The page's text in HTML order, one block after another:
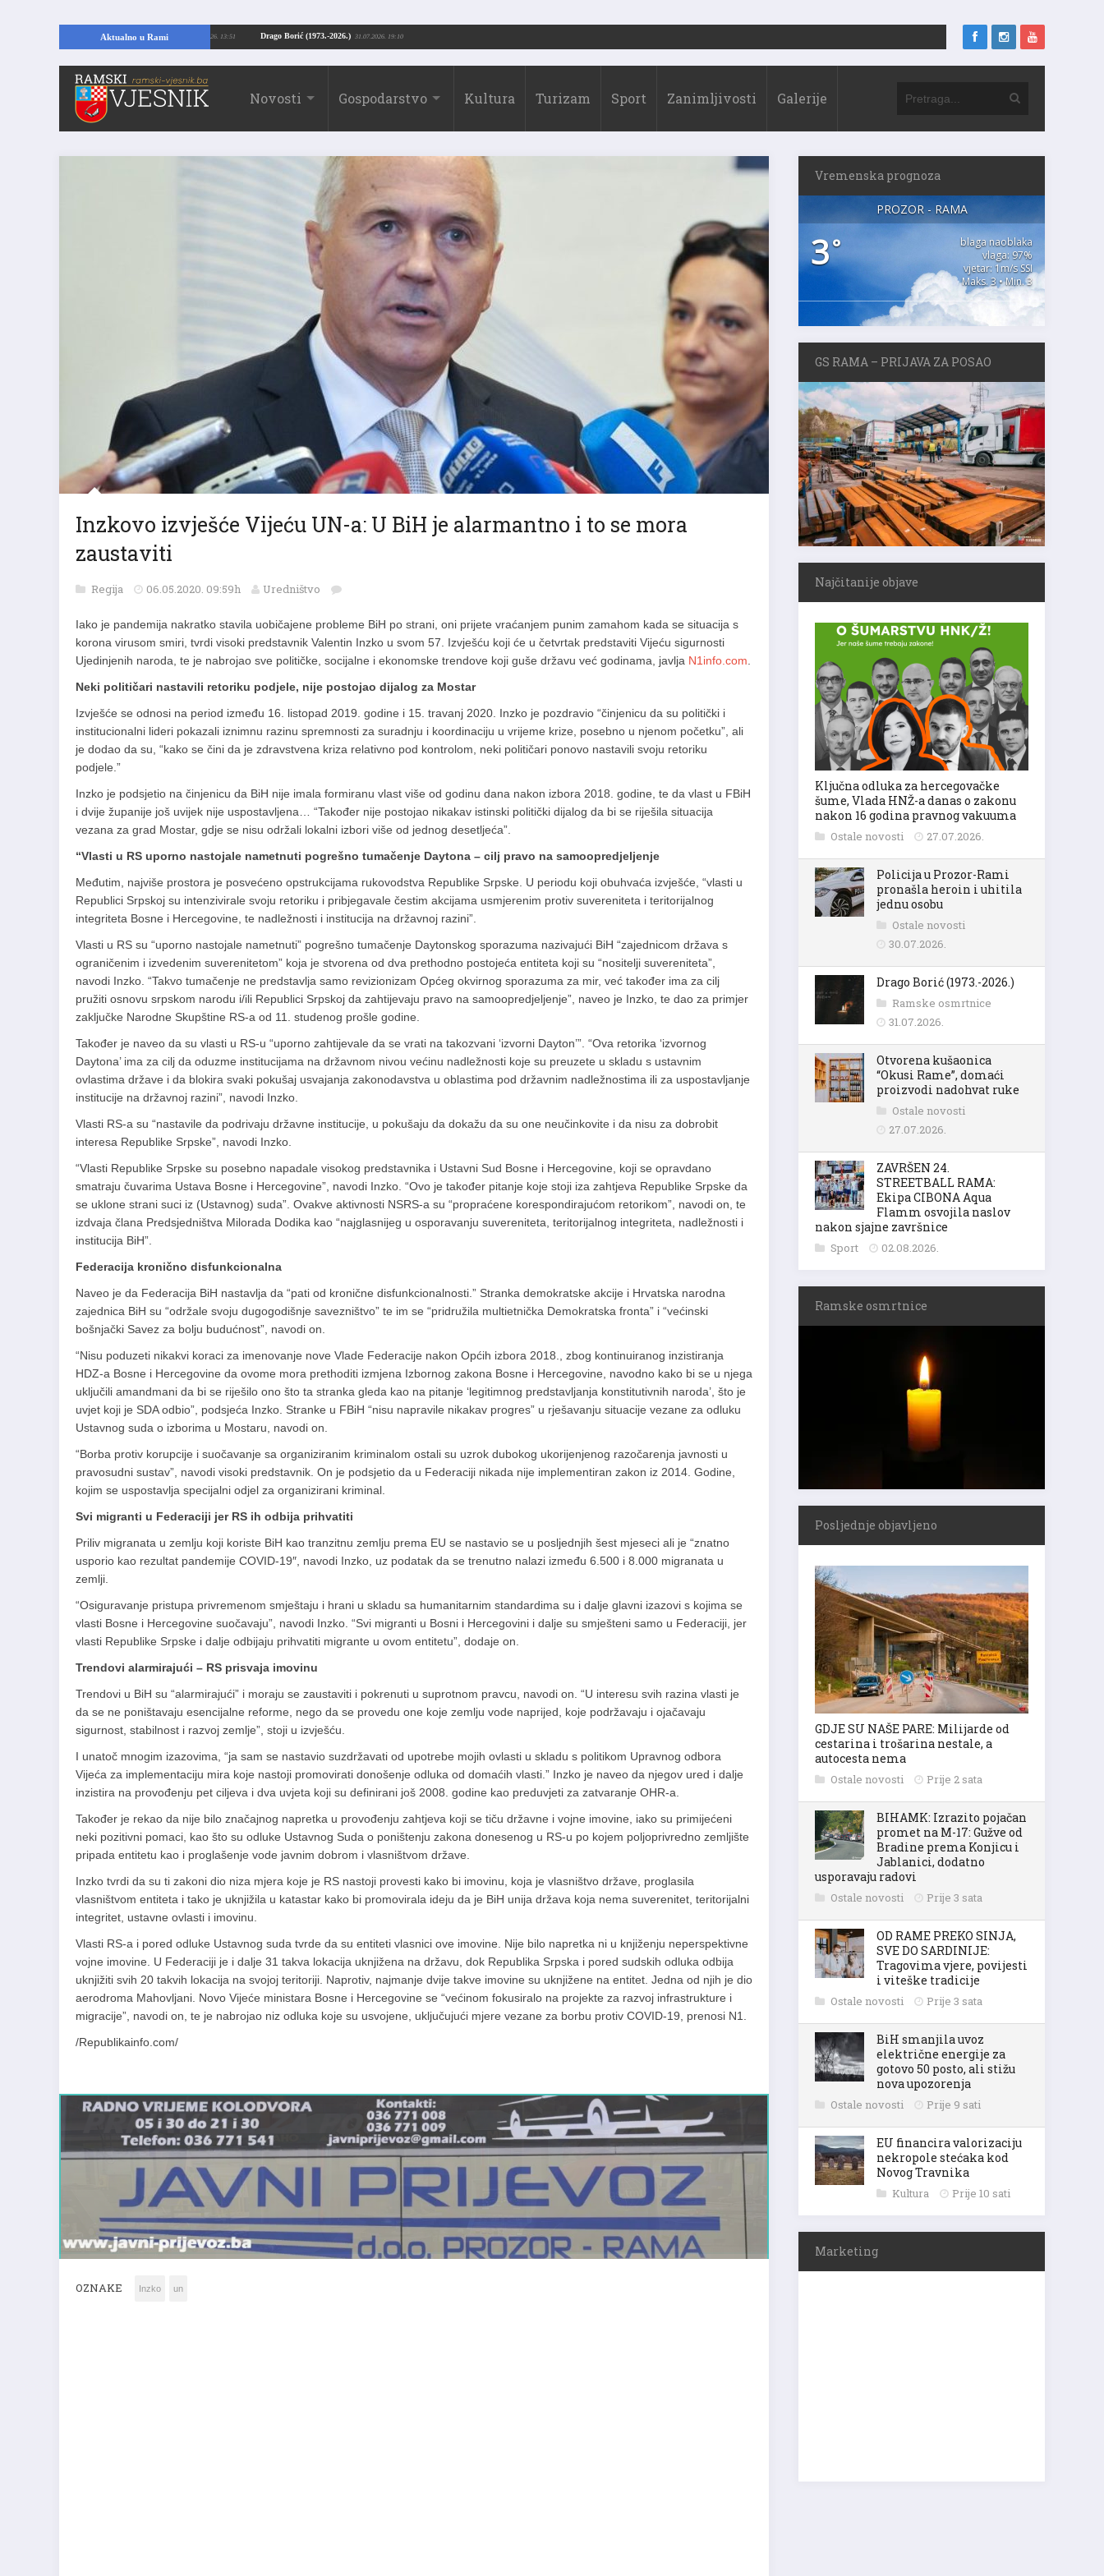
Aktualno u Rami Drago Borić (1973.-2026.)
Kopajući temelje kuće, pronašao vrijedne arheološke ostatke 24.07.2026. 13:51
Novosti Gospodarstvo Kultura Turizam Sport Zanimljivosti Galerije
Inzkovo izvješće Vijeću UN-a: U BiH je alarmantno i to se mora
zaustaviti
Regija 06.05.2020. 09:59h Uredništvo
Iako je pandemija nakratko stavila uobičajene probleme BiH po strani, oni prijete vraćanjem punim zamahom kada se situacija s
korona virusom smiri, tvrdi visoki predstavnik Valentin Inzko u svom 57. Izvješću koji će u četvrtak predstaviti Vijeću sigurnosti
Ujedinjenih naroda, te je nabrojao sve političke, socijalne i ekonomske trendove koji guše državu već godinama, javlja N1info.com
Neki političari nastavili retoriku podjele, nije postojao dijalog za Mostar
Izvješće se odnosi na period između 16. listopad 2019. godine i 15. travanj 2020. Inzko je pozdravio “činjenicu da su politički i
institucionalni lideri pokazali iznimnu razinu spremnosti za suradnju i koordinaciju u vrijeme krize, posebno u njenom početku”, ali
je dodao da su, “kako se čini da je zdravstvena kriza relativno pod kontrolom, neki političari ponovo nastavili svoju retoriku
podjele.”
Inzko je podsjetio na činjenicu da BiH nije imala formiranu vlast više od godinu dana nakon izbora 2018. godine, te da vlast u FBiH
i dvije županije još uvijek nije uspostavljena… “Također nije postojao nikakav istinski politički dijalog da bi se riješila situacija
vezana za grad Mostar, gdje se nisu održali lokalni izbori više od jednog desetljeća”.
“Vlasti u RS uporno nastojale nametnuti pogrešno tumačenje Daytona – cilj pravo na samoopredjeljenje
Međutim, najviše prostora je posvećeno opstrukcijama rukovodstva Republike Srpske. U periodu koji obuhvaća izvješće, “vlasti u
Republici Srpskoj su intenzivirale svoju retoriku i pribjegavale čestim akcijama usmjerenim protiv suvereniteta i teritorijalnog
integriteta Bosne i Hercegovine, te nadležnosti i institucija na državnoj razini”.
Vlasti u RS su “uporno nastojale nametnuti” pogrešno tumačenje Daytonskog sporazuma nazivajući BiH “zajednicom država s
ograničenim i izvedenim suverenitetom” koja je stvorena od dva prethodno postojeća entiteta koji su “nositelji suvereniteta”,
navodi Inzko. “Takvo tumačenje ne predstavlja samo revizionizam Općeg okvirnog sporazuma za mir, već također ima za cilj
pružiti osnovu srpskom narodu i/ili Republici Srpskoj da zahtijevaju pravo na samoopredjeljenje”, naveo je Inzko, te dao za primjer
zaključke Narodne Skupštine RS-a od 11. studenog prošle godine.
Također je naveo da su vlasti u RS-u “uporno zahtijevale da se vrati na takozvani ‘izvorni Dayton’”. “Ova retorika ‘izvornog
Daytona’ ima za cilj da oduzme institucijama na državnom nivou većinu nadležnosti koje su preuzete u skladu s ustavnim
ovlastima države i da blokira svaki pokušaj usvajanja zakonodavstva u oblastima pod državnim nadležnostima ili za uspostavljanje
institucije na državnoj razini”, navodi Inzko.
Vlasti RS-a su “nastavile da podrivaju državne institucije, u pokušaju da dokažu da su one neučinkovite i da nisu za dobrobit
interesa Republike Srpske”, navodi Inzko.
“Vlasti Republike Srpske su posebno napadale visokog predstavnika i Ustavni Sud Bosne i Hercegovine, koji se opravdano
smatraju čuvarima Ustava Bosne i Hercegovine”, navodi Inzko. “Ovo je također pitanje koje stoji iza zahtjeva Republike Srpske da
se uklone strani suci iz (Ustavnog) suda”. Ovakve aktivnosti NSRS-a su “propraćene korespondirajućom retorikom”, navodi on, te
izdvaja člana Predsjedništva Milorada Dodika kao “najglasnijeg u osporavanju suvereniteta, teritorijalnog integriteta, nadležnosti i
institucija BiH”.
Federacija kronično disfunkcionalna
Naveo je da Federacija BiH nastavlja da “pati od kronične disfunkcionalnosti.” Stranka demokratske akcije i Hrvatska narodna
zajednica BiH su “održale svoju dugogodišnje savezništvo” te im se “pridružila multietnička Demokratska fronta” i “većinski
bošnjački Savez za bolju budućnost”, navodi on.
“Nisu poduzeti nikakvi koraci za imenovanje nove Vlade Federacije nakon Općih izbora 2018., zbog kontinuiranog inzistiranja
HDZ-a Bosne i Hercegovine da ovome mora prethoditi izmjena Izbornog zakona Bosne i Hercegovine, navodno kako bi se u njega
uključili amandmani da bi se riješilo ono što ta stranka gleda kao na pitanje ‘legitimnog predstavljanja konstitutivnih naroda’, što je
uvjet koji je SDA odbio”, podsjeća Inzko. Stranke u FBiH “nisu napravile nikakav progres” u rješavanju situacije vezane za odluku
Ustavnog suda o izborima u Mostaru, navodi on.
“Borba protiv korupcije i suočavanje sa organiziranim kriminalom ostali su uzrok dubokog ukorijenjenog razočarenja javnosti u
pravosudni sustav”, navodi visoki predstavnik. On je podsjetio da u Federaciji nikada nije implementiran zakon iz 2014. Godine,
kojim se uspostavlja specijalni odjel za organizirani kriminal.
Svi migranti u Federaciji jer RS ih odbija prihvatiti
Priliv migranata u zemlju koji koriste BiH kao tranzitnu zemlju prema EU se nastavio se u posljednjih šest mjeseci ali je “znatno
usporio kao rezultat pandemije COVID-19″, navodi Inzko, uz podatak da se trenutno nalazi između 6.500 i 8.000 migranata u
zemlji.
“Osiguravanje pristupa privremenom smještaju i hrani u skladu sa humanitarnim standardima su i dalje glavni izazovi s kojima se
vlasti Bosne i Hercegovine suočavaju”, navodi Inzko. “Svi migranti u Bosni i Hercegovini i dalje su smješteni samo u Federaciji, jer
vlasti Republike Srpske i dalje odbijaju prihvatiti migrante u ovom entitetu”, dodaje on.
Trendovi alarmirajući – RS prisvaja imovinu
Trendovi u BiH su “alarmirajući” i moraju se zaustaviti i pokrenuti u suprotnom pravcu, navodi on. “U interesu svih razina vlasti je
da se ne poništavaju esencijalne reforme, nego da se provedu one koje zemlju vode naprijed, koje podržavaju i ojačavaju
sigurnost, stabilnost i razvoj zemlje”, stoji u izvješću.
I unatoč mnogim izazovima, “ja sam se nastavio suzdržavati od upotrebe mojih ovlasti u skladu s politikom Upravnog odbora
Vijeća za implementaciju mira koje nastoji promovirati donošenje odluka od domaćih vlasti.” Inzko je naveo da njegov ured i dalje
inzistira na provođenju pet ciljeva i dva uvjeta koji su definirani još 2008. godine kao preduvjeti za zatvaranje OHR-a.
Također je rekao da nije bilo značajnog napretka u provođenju zahtjeva koji se tiču državne i vojne imovine, iako su primijećeni
neki pozitivni pomaci, kao što su odluke Ustavnog Suda o poništenju zakona donesenog u RS-u po kojem poljoprivredno zemljište
pripada entitetu kao i proglašenje vode javnim dobrom i vlasništvom države.
Inzko tvrdi da su ti zakoni dio niza mjera koje je RS nastoji provesti kako bi imovinu, koja je vlasništvo države, proglasila
vlasništvom entiteta i tako je uknjižila u katastar kako bi promovirala ideju da je BiH unija država koja nema suverenitet, teritorijalni
integritet, ustavne ovlasti i imovinu.
Vlasti RS-a i pored odluke Ustavnog suda tvrde da su entiteti vlasnici ove imovine. Nije bilo napretka ni u knjiženju neperspektivne
vojne imovine. U Federaciji je i dalje 31 takva lokacija uknjižena na državu, dok Republika Srpska i pored sudskih odluka odbija
uknjižiti svih 20 takvih lokacija na svojoj teritoriji. Naprotiv, najmanje dvije takve imovine su uknjižene na entitet. Jedna od njih je dio
aerodroma Mahovljani. Novo Vijeće ministara Bosne i Hercegovine se “većinom fokusiralo na projekte za razvoj infrastrukture i
migracije”, navodi on, te je nabrojao niz odluka koje su usvojene, uključujući mjere vezane za borbu protiv COVID-19, prenosi N1.
/Republikainfo.com/
OZNAKE Inzko
Vremenska prognoza
PROZOR - RAMA
3°
blaga naoblaka
vlaga: 97%
vjetar: 1m/s SSI
Maks. 3 • Min. 3
GS RAMA – PRIJAVA ZA POSAO
Najčitanije objave
Ključna odluka za hercegovačke
šume, Vlada HNŽ-a danas o zakonu
nakon 16 godina pravnog vakuuma
Ostale novosti 27.07.2026.
Policija u Prozor-Rami
pronašla heroin i uhitila
jednu osobu
Ostale novosti
30.07.2026.
Drago Borić (1973.-2026.)
Ramske osmrtnice
31.07.2026.
Otvorena kušaonica
“Okusi Rame”, domaći
proizvodi nadohvat ruke
Ostale novosti
27.07.2026.
ZAVRŠEN 24.
STREETBALL RAMA:
Ekipa CIBONA Aqua
Flamm osvojila naslov
nakon sjajne završnice
Sport 02.08.2026.
Ramske osmrtnice
Posljednje objavljeno
GDJE SU NAŠE PARE: Milijarde od
cestarina i trošarina nestale, a
autocesta nema
Ostale novosti Prije 2 sata
BIHAMK: Izrazito pojačan
promet na M-17: Gužve od
Bradine prema Konjicu i
Jablanici, dodatno
usporavaju radovi
Ostale novosti Prije 3 sata
OD RAME PREKO SINJA,
SVE DO SARDINIJE:
Tragovima vjere, povijesti
i viteške tradicije
Ostale novosti Prije 3 sata
BiH smanjila uvoz
električne energije za
gotovo 50 posto, ali stižu
nova upozorenja
Ostale novosti Prije 9 sati
EU financira valorizaciju
nekropole stećaka kod
Novog Travnika
Kultura Prije 10 sati
Marketing